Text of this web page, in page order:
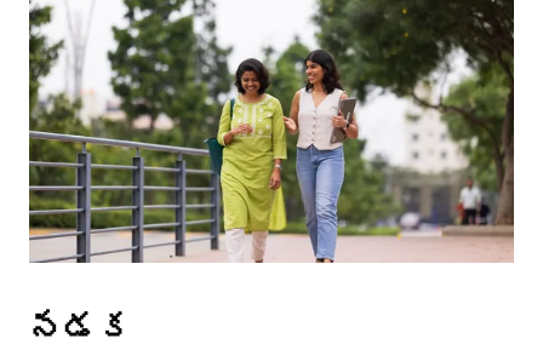
a
date.
Press
the
escape
button
to
close
the
calendar.
నడక